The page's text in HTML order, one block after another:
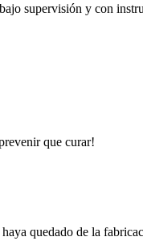
supervisión y con
que curar!
quedado de la